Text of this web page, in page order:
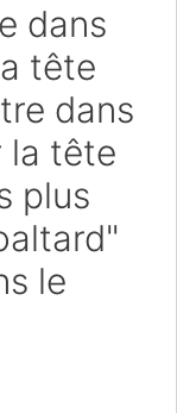
dans
tête
dans
la tête
plus
le